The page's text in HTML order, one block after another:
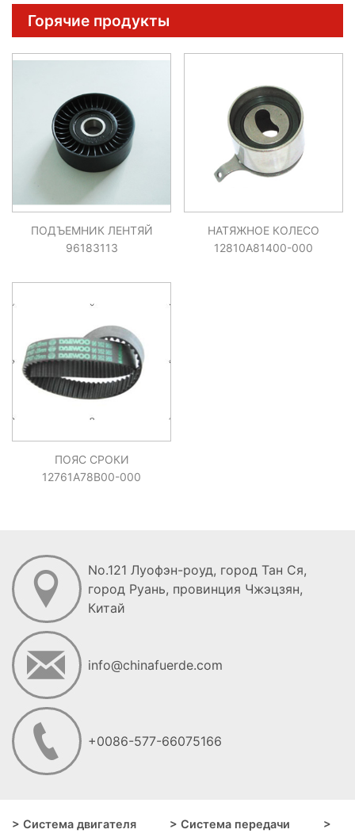
Горячие продукты
ПОДЪЕМНИК ЛЕНТЯЙ
96183113
НАТЯЖНОЕ КОЛЕСО
12810A81400-000
ПОЯС СРОКИ
12761A78B00-000
No.121 Луофэн-роуд, город Тан Ся,
город Руань, провинция Чжэцзян,
Китай
info@chinafuerde.com
+0086-577-66075166
> Система двигателя > Система передачи
>